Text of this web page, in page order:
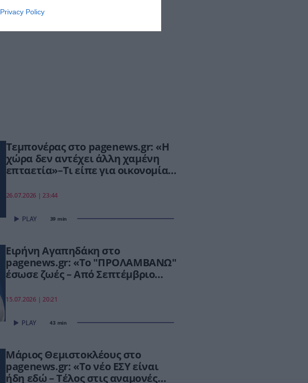
Privacy Policy
Τεμπονέρας στο pagenews.gr: «Η
χώρα δεν αντέχει άλλη χαμένη
επταετία»–Τι είπε για οικονομία,
26.07.2026 | 23:44
39 min
Ειρήνη Αγαπηδάκη στο
pagenews.gr: «Το "ΠΡΟΛΑΜΒΑΝΩ"
έσωσε ζωές – Από Σεπτέμβριο
15.07.2026 | 20:21
43 min
Μάριος Θεμιστοκλέους στο
pagenews.gr: «Το νέο ΕΣΥ είναι
ήδη εδώ – Τέλος στις αναμονές